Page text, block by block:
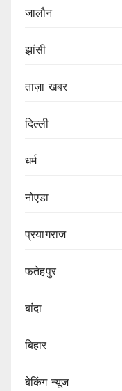
जालौन
झांसी
ताज़ा खबर
दिल्ली
धर्म
नोएडा
प्रयागराज
फतेहपुर
बांदा
बिहार
बेकिंग न्यूज